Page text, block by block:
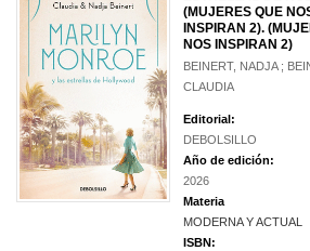
(MUJERES QUE
INSPIRAN 2).
NOS INSPIRAN 2)
BEINERT, NADJA ;
CLAUDIA
Editorial:
DEBOLSILLO
Año de edición:
2026
Materia
MODERNA Y ACTUAL
ISBN: